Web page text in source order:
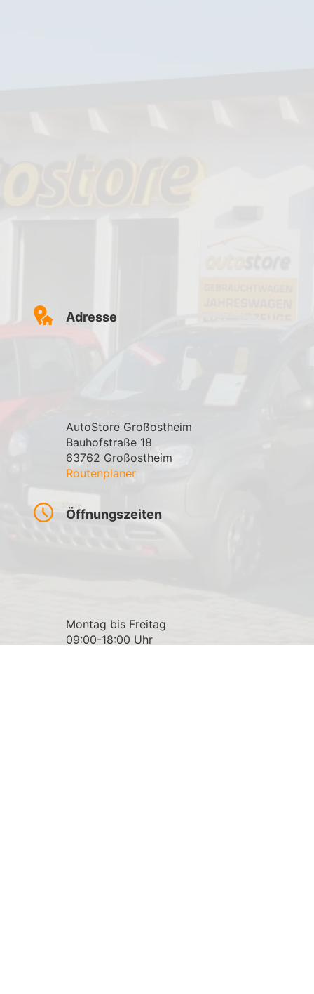
Adresse
AutoStore Großostheim
Bauhofstraße 18
63762 Großostheim
Routenplaner
Öffnungszeiten
Montag bis Freitag
09:00-18:00 Uhr